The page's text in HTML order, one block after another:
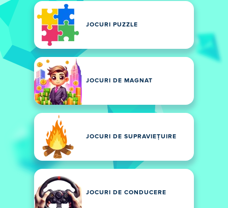
JOCURI PUZZLE
JOCURI DE MAGNAT
JOCURI DE SUPRAVIEȚUIRE
JOCURI DE CONDUCERE